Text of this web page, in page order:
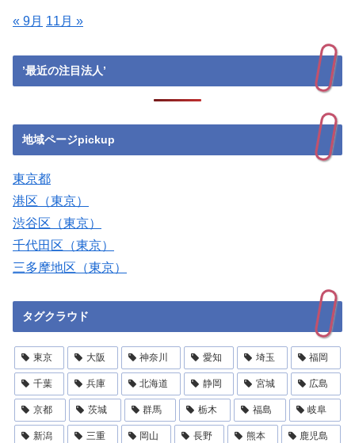
« 9月 11月 »
’最近の注目法人’
地域ページpickup
東京都
港区（東京）
渋谷区（東京）
千代田区（東京）
三多摩地区（東京）
タグクラウド
東京 大阪 神奈川 愛知 埼玉 福岡
千葉 兵庫 北海道 静岡 宮城 広島
京都 茨城 群馬 栃木 福島 岐阜
新潟 三重 岡山 長野 熊本 鹿児島